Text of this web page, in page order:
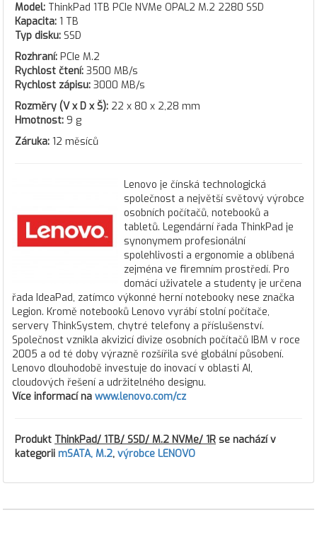
Model: ThinkPad 1TB PCIe NVMe OPAL2 M.2 2280 SSD
Kapacita: 1 TB
Typ disku: SSD
Rozhraní: PCIe M.2
Rychlost čtení: 3500 MB/s
Rychlost zápisu: 3000 MB/s
Rozměry (V x D x Š): 22 x 80 x 2,28 mm
Hmotnost: 9 g
Záruka: 12 měsíců
Lenovo je čínská technologická
společnost a největší světový výrobce
osobních počítačů, notebooků a
tabletů. Legendární řada ThinkPad je
synonymem profesionální
spolehlivosti a ergonomie a oblíbená
zejména ve firemním prostředí. Pro
domácí uživatele a studenty je určena
řada IdeaPad, zatímco výkonné herní notebooky nese značka
Legion. Kromě notebooků Lenovo vyrábí stolní počítače,
servery ThinkSystem, chytré telefony a příslušenství.
Společnost vznikla akvizicí divize osobních počítačů IBM v roce
2005 a od té doby výrazně rozšířila své globální působení.
Lenovo dlouhodobě investuje do inovací v oblasti AI,
cloudových řešení a udržitelného designu.
Více informací na www.lenovo.com/cz
Produkt ThinkPad/ 1TB/ SSD/ M.2 NVMe/ 1R se nachází v
kategorii mSATA, M.2, výrobce LENOVO